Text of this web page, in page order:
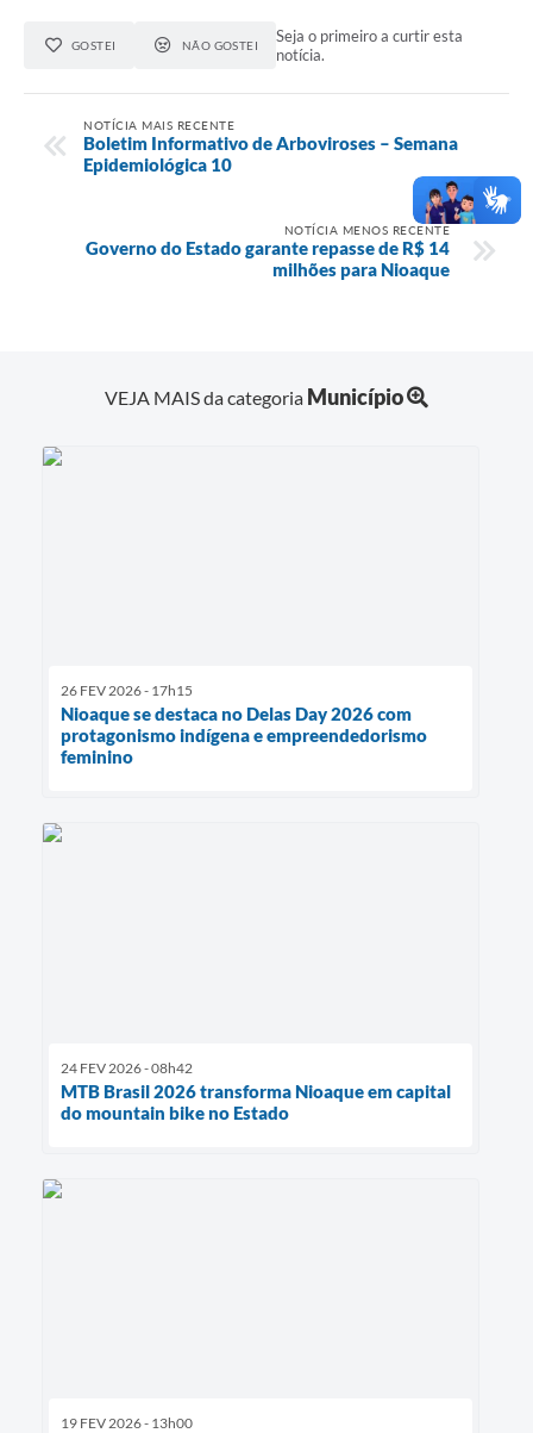
GOSTEI NÃO GOSTEI
Seja o primeiro a curtir esta
notícia.
NOTÍCIA MAIS RECENTE
Boletim Informativo de Arboviroses – Semana
Epidemiológica 10
NOTÍCIA MENOS RECENTE
Governo do Estado garante repasse de R$ 14
milhões para Nioaque
VEJA MAIS da categoria Município
26 FEV 2026 - 17h15
Nioaque se destaca no Delas Day 2026 com
protagonismo indígena e empreendedorismo
feminino
24 FEV 2026 - 08h42
MTB Brasil 2026 transforma Nioaque em capital
do mountain bike no Estado
19 FEV 2026 - 13h00